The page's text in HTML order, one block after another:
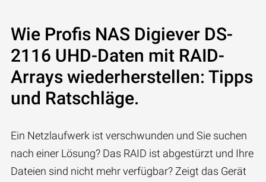
Wie Profis NAS Digiever DS-
2116 UHD-Daten mit RAID-
Arrays wiederherstellen: Tipps
und Ratschläge.
Ein Netzlaufwerk ist verschwunden und Sie suchen
nach einer Lösung? Das RAID ist abgestürzt und Ihre
Dateien sind nicht mehr verfügbar? Zeigt das Gerät